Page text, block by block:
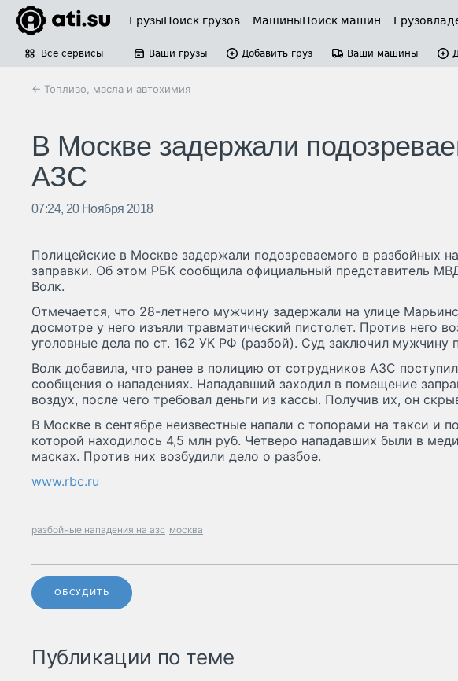
ГрузыПоиск грузов МашиныПоиск машин
Все сервисы Ваши грузы Добавить груз Ваши машины
← Топливо, масла и автохимия
В Москве задержали
АЗС
07:24, 20 Ноября 2018
Полицейские в Москве задержали подозреваемого в разбойных
заправки. Об этом РБК сообщила официальный представитель
Волк.
Отмечается, что 28-летнего мужчину задержали на улице
досмотре у него изъяли травматический пистолет. Против него
уголовные дела по ст. 162 УК РФ (разбой). Суд заключил мужчину
Волк добавила, что ранее в полицию от сотрудников АЗС
сообщения о нападениях. Нападавший заходил в помещение
воздух, после чего требовал деньги из кассы. Получив их, он
В Москве в сентябре неизвестные напали с топорами на такси и
которой находилось 4,5 млн руб. Четверо нападавших были в
масках. Против них возбудили дело о разбое.
www.rbc.ru
разбойные нападения на азс москва
ОБСУДИТЬ
Публикации по теме